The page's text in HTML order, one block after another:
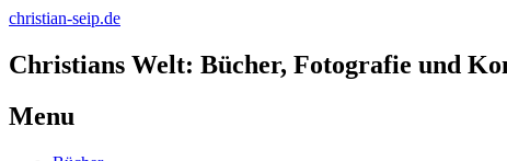
christian-seip.de
Christians Welt: Bücher, Fotografie und
Menu